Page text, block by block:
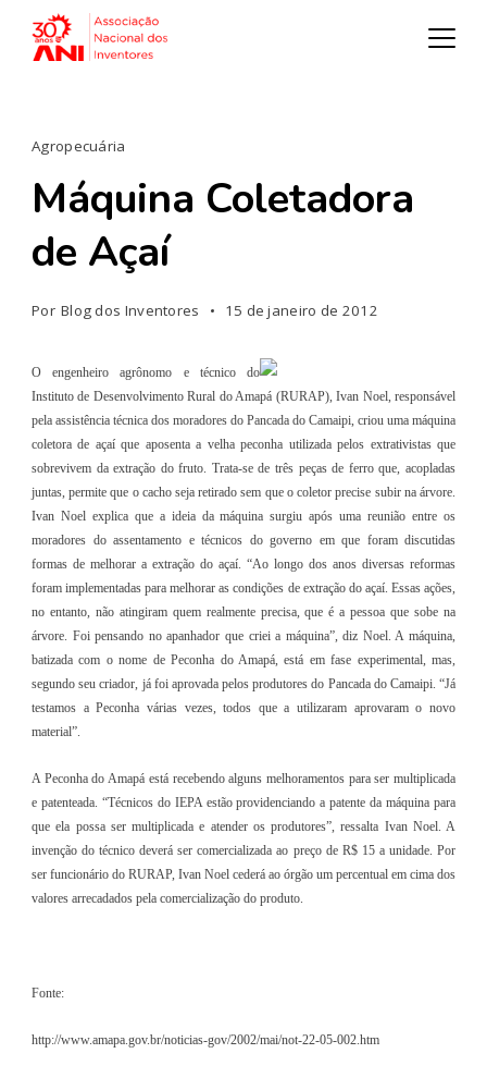
Agropecuária
Máquina Coletadora
de Açaí
Por Blog dos Inventores 15 de janeiro de 2012
O engenheiro agrônomo e técnico do
Instituto de Desenvolvimento Rural do Amapá (RURAP), Ivan Noel, responsável
pela assistência técnica dos moradores do Pancada do Camaipi, criou uma máquina
coletora de açaí que aposenta a velha peconha utilizada pelos extrativistas que
sobrevivem da extração do fruto. Trata-se de três peças de ferro que, acopladas
juntas, permite que o cacho seja retirado sem que o coletor precise subir na árvore.
Ivan Noel explica que a ideia da máquina surgiu após uma reunião entre os
moradores do assentamento e técnicos do governo em que foram discutidas
formas de melhorar a extração do açaí. “Ao longo dos anos diversas reformas
foram implementadas para melhorar as condições de extração do açaí. Essas ações,
no entanto, não atingiram quem realmente precisa, que é a pessoa que sobe na
árvore. Foi pensando no apanhador que criei a máquina”, diz Noel. A máquina,
batizada com o nome de Peconha do Amapá, está em fase experimental, mas,
segundo seu criador, já foi aprovada pelos produtores do Pancada do Camaipi. “Já
testamos a Peconha várias vezes, todos que a utilizaram aprovaram o novo
material”.
A Peconha do Amapá está recebendo alguns melhoramentos para ser multiplicada
e patenteada. “Técnicos do IEPA estão providenciando a patente da máquina para
que ela possa ser multiplicada e atender os produtores”, ressalta Ivan Noel. A
invenção do técnico deverá ser comercializada ao preço de R$ 15 a unidade. Por
ser funcionário do RURAP, Ivan Noel cederá ao órgão um percentual em cima dos
valores arrecadados pela comercialização do produto.
Fonte:
http://www.amapa.gov.br/noticias-gov/2002/mai/not-22-05-002.htm